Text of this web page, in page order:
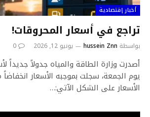
أخبار إقتصادية
تراجع في أسعار المحروقات!
بواسطة hussein Znn يونيو 12, 2026 0
أصدرت وزارة الطاقة والمياه جدولاً جديداً
يوم الجمعة، سجلت بموجبه الأسعار
الأسعار على الشكل الآتي:…